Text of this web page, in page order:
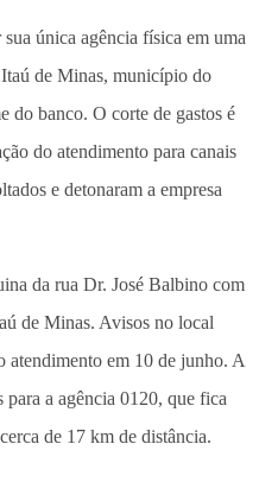
única agência física em uma
de Minas, município do
do banco. O corte de gastos é
do atendimento para canais
e detonaram a empresa
da rua Dr. José Balbino com
de Minas. Avisos no local
atendimento em 10 de junho. A
a agência 0120, que fica
de 17 km de distância.